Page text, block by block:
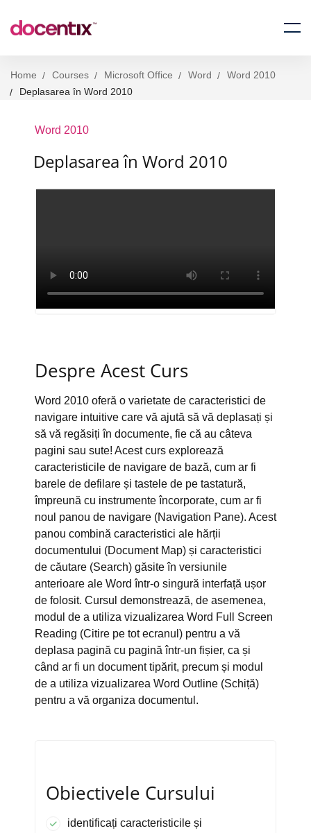
Home Courses Microsoft Office Word
Word 2010
Deplasarea în Word 2010
Word 2010
Deplasarea în Word 2010
Despre Acest Curs
Word 2010 oferă o varietate de caracteristici de
navigare intuitive care vă ajută să vă deplasați și
să vă regăsiți în documente, fie că au câteva
pagini sau sute! Acest curs explorează
caracteristicile de navigare de bază, cum ar fi
barele de defilare și tastele de pe tastatură,
împreună cu instrumente încorporate, cum ar fi
noul panou de navigare (Navigation Pane). Acest
panou combină caracteristici ale hărții
documentului (Document Map) și caracteristici
de căutare (Search) găsite în versiunile
anterioare ale Word într-o singură interfață ușor
de folosit. Cursul demonstrează, de asemenea,
modul de a utiliza vizualizarea Word Full Screen
Reading (Citire pe tot ecranul) pentru a vă
deplasa pagină cu pagină într-un fișier, ca și
când ar fi un document tipărit, precum și modul
de a utiliza vizualizarea Word Outline (Schiță)
pentru a vă organiza documentul.
Obiectivele Cursului
identificați caracteristicile și